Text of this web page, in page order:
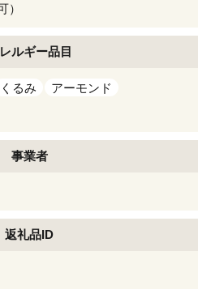
）
ルギー品目
くるみ
アーモンド
事業者
返礼品ID